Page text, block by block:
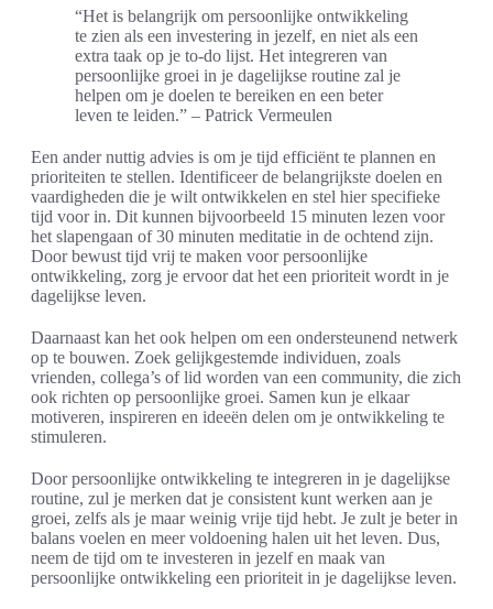
“Het is belangrijk om persoonlijke ontwikkeling
te zien als een investering in jezelf, en niet als een
extra taak op je to-do lijst. Het integreren van
persoonlijke groei in je dagelijkse routine zal je
helpen om je doelen te bereiken en een beter
leven te leiden.” – Patrick Vermeulen
Een ander nuttig advies is om je tijd efficiënt te plannen en
prioriteiten te stellen. Identificeer de belangrijkste doelen en
vaardigheden die je wilt ontwikkelen en stel hier specifieke
tijd voor in. Dit kunnen bijvoorbeeld 15 minuten lezen voor
het slapengaan of 30 minuten meditatie in de ochtend zijn.
Door bewust tijd vrij te maken voor persoonlijke
ontwikkeling, zorg je ervoor dat het een prioriteit wordt in je
dagelijkse leven.
Daarnaast kan het ook helpen om een ondersteunend netwerk
op te bouwen. Zoek gelijkgestemde individuen, zoals
vrienden, collega’s of lid worden van een community, die zich
ook richten op persoonlijke groei. Samen kun je elkaar
motiveren, inspireren en ideeën delen om je ontwikkeling te
stimuleren.
Door persoonlijke ontwikkeling te integreren in je dagelijkse
routine, zul je merken dat je consistent kunt werken aan je
groei, zelfs als je maar weinig vrije tijd hebt. Je zult je beter in
balans voelen en meer voldoening halen uit het leven. Dus,
neem de tijd om te investeren in jezelf en maak van
persoonlijke ontwikkeling een prioriteit in je dagelijkse leven.